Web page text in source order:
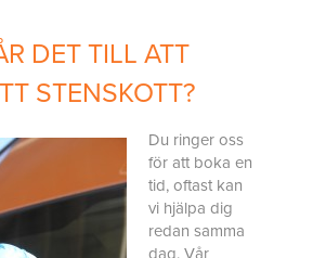
DET TILL ATT
STENSKOTT?
Du ringer oss
för att boka en
tid, oftast kan
vi hjälpa dig
redan samma
dag. Vår